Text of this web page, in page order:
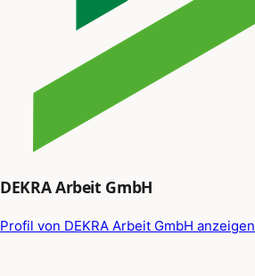
DEKRA Arbeit GmbH
Profil von DEKRA Arbeit GmbH anzeigen